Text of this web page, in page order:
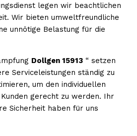
legen wir beachtlichen
Wir bieten umweltfreundliche
unnötige Belastung für die
Dollgen 15913 “ setzen
Serviceleistungen ständig zu
um den individuellen
gerecht zu werden. Ihr
Sicherheit haben für uns